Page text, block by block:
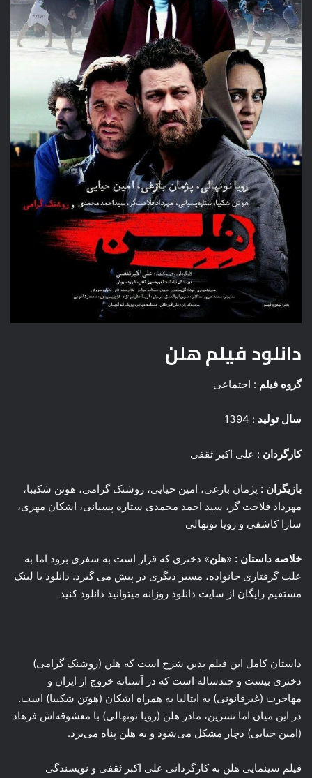
دانلود فیلم هلن
گروه فیلم : اجتماعی
سال تولید : 1394
کارگردان : علی اکبر ثقفی
بازیگران : پژمان بازغی، امین حیایی، روشنک گرامی، هوتن شکیبا،
مهرداد فلاحت گر، سید احمد محمدی ستاره پسیانی، اشکان مهری،
سارا کاشفی و رویا نونهالی
خلاصه داستان : «هلن» دختری که قرار است به سفری برود اما به
علت گرفتاری خانواده، مسیر دیگری در پیش می گیرد. دانلود با لینک
مستقیم رایگان از سایت دانلود روزانه میتوانید دانلود کنید
داستان کامل این فیلم بدین شرح است که هلن (روشنک گرامی)
دختری بیست و چندساله است که در آستانه خروج از ایران و
مهاجرت (غیرقانونی) به ایتالیا به همراه اشکان (هوتن شکیبا) است.
در این میان اما نسرین، مادر هلن (رویا نونهالی) با معشوقه‌اش فرهاد
(امین حیایی) دچار مشکل می‌شود و به هلن پناه می‌برد.
فیلم سینمایی هلن به کارگردانی علی اکبر ثقفی و نویسندگی